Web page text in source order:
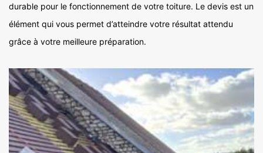
durable pour le fonctionnement de votre toiture. Le devis est un
élément qui vous permet d’atteindre votre résultat attendu
grâce à votre meilleure préparation.